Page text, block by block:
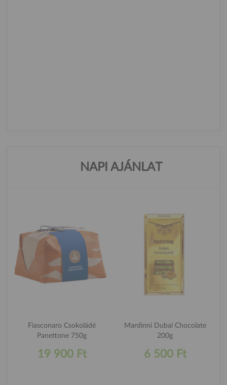
NAPI AJÁNLAT
Fiasconaro Csokoládé
Panettone 750g
19 900 Ft
Mardinni Dubai Chocolate
200g
6 500 Ft